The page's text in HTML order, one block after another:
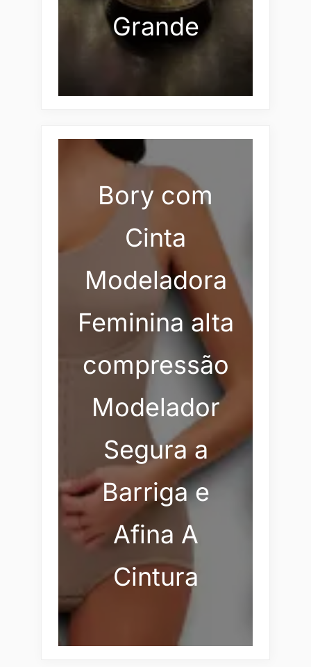
Grande
Bory com
Cinta
Modeladora
Feminina alta
compressão
Modelador
Segura a
Barriga e
Afina A
Cintura